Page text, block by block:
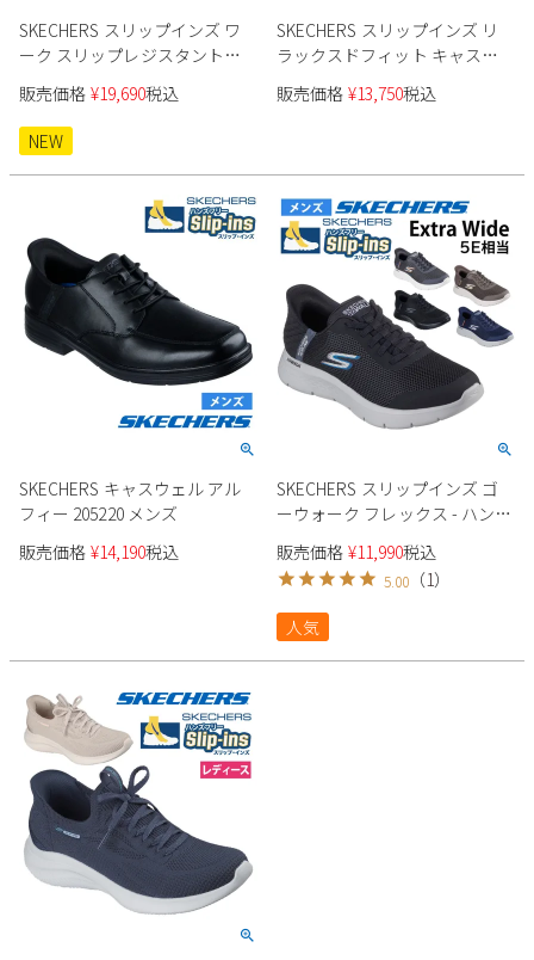
SKECHERS スリップインズ ワ
ーク スリップレジスタント
200452J メンズ ワークシューズ
販売価格 ¥19,690税込
NEW
SKECHERS スリップインズ リ
ラックスドフィット キャスウ
ェル - カプリン 205486 メンズ
販売価格 ¥13,750税込
SKECHERS キャスウェル アル
フィー 205220 メンズ
販売価格 ¥14,190税込
SKECHERS スリップインズ ゴ
ーウォーク フレックス - ハンズ
アップ エクストラワイド幅 5E
相当 216324WW メンズ
販売価格 ¥11,990税込
5.00 （1）
人気